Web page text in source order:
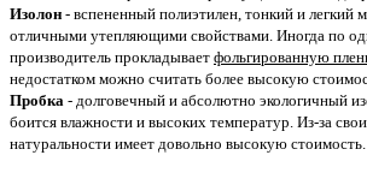
Изолон - вспененный полиэтилен, тонкий и легкий
отличными утепляющими свойствами. Иногда по
производитель прокладывает фольгированную
недостатком можно считать более высокую
Пробка - долговечный и абсолютно экологичный
боится влажности и высоких температур. Из-за
натуральности имеет довольно высокую стоимость.